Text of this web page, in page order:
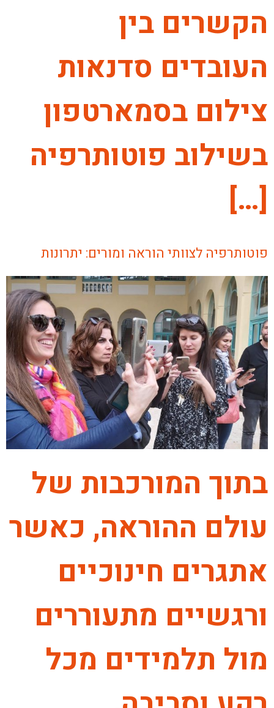
הקשרים בין
העובדים סדנאות
צילום בסמארטפון
בשילוב פוטותרפיה
[…]
פוטותרפיה לצוותי הוראה ומורים: יתרונות
בתוך המורכבות של
עולם ההוראה, כאשר
אתגרים חינוכיים
ורגשיים מתעוררים
מול תלמידים מכל